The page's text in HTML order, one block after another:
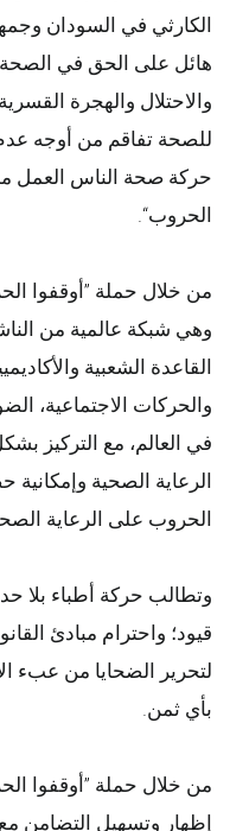
الكارثي في السودان
هائل على الحق في الصحة.
والاحتلال والهجرة
للصحة تفاقم من أوجه
حركة صحة الناس العمل
الحروب“.
من خلال حملة ”أوقفوا
وهي شبكة عالمية من
القاعدة الشعبية
والحركات الاجتماعية،
في العالم، مع التركيز
الرعاية الصحية
الحروب على الرعاية
وتطالب حركة أطباء بلا
قيود؛ واحترام مبادئ
لتحرير الضحايا من عبء
بأي ثمن.
من خلال حملة ”أوقفوا
إظهار وتسهيل التضامن